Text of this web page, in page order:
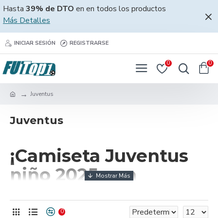
Hasta 39% de DTO en en todos los productos
Más Detalles
INICIAR SESIÓN REGISTRARSE
0 0
Juventus
Juventus
¡Camiseta Juventus
niño 2025 con
0